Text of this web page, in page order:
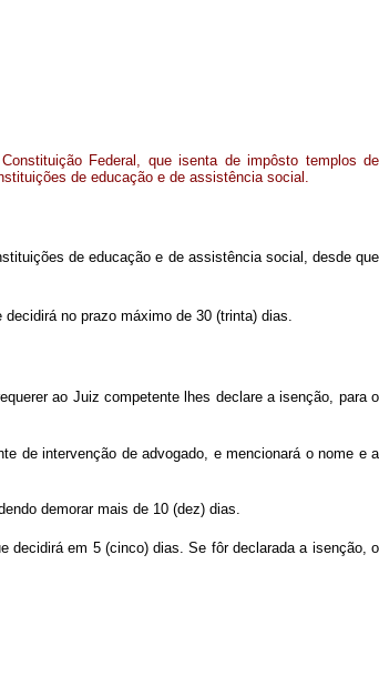
Federal, que isenta de impôsto templos de
de educação e de assistência social.
de educação e de assistência social, desde que
no prazo máximo de 30 (trinta) dias.
ao Juiz competente lhes declare a isenção, para o
de intervenção de advogado, e mencionará o nome e a
demorar mais de 10 (dez) dias.
decidirá em 5 (cinco) dias. Se fôr declarada a isenção, o